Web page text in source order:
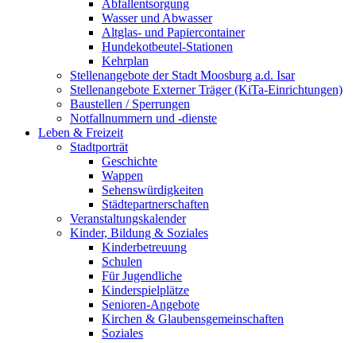
Abfallentsorgung
Wasser und Abwasser
Altglas- und Papiercontainer
Hundekotbeutel-Stationen
Kehrplan
Stellenangebote der Stadt Moosburg a.d. Isar
Stellenangebote Externer Träger (KiTa-Einrichtungen)
Baustellen / Sperrungen
Notfallnummern und -dienste
Leben & Freizeit
Stadtporträt
Geschichte
Wappen
Sehenswürdigkeiten
Städtepartnerschaften
Veranstaltungskalender
Kinder, Bildung & Soziales
Kinderbetreuung
Schulen
Für Jugendliche
Kinderspielplätze
Senioren-Angebote
Kirchen & Glaubensgemeinschaften
Soziales